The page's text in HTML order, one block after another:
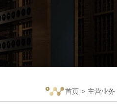
首页 > 主营业务